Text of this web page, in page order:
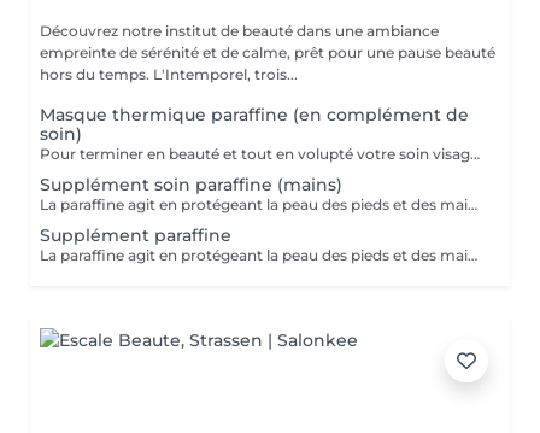
Découvrez notre institut de beauté dans une ambiance
empreinte de sérénité et de calme, prêt pour une pause beauté
hors du temps. L'Intemporel, trois...
Masque thermique paraffine (en complément de
soin)
Pour terminer en beauté et tout en volupté votre soin visage, nous vous proposons le 'double masque '. Cela consiste en une application d'un masque crème bourré d'actifs hydratants/régénérants/anti-âge ou anti-oxydants suivi d'un bain de paraffine tiède. Ceci permet la pénétration intégrale du masque crème grâce à la chaleur de la paraffine et un fin de soin en douceur grâce aux actifs de la paraffine adoucissants et calmants. Une véritable sensation de détente.
Supplément soin paraffine (mains)
La paraffine agit en protégeant la peau des pieds et des mains contre les agressions extérieures. Sa capacité de rétention d'eau favorise l'hydratation de la peau. Le traitement à la paraffine est idéal pour avoir des membres lisses. En effet, ce produit procure un effet rajeunissant à la peau, en plus de l'adoucir. Uniquement avec un service de manucurie effectué à l'institut le même jour
Supplément paraffine
La paraffine agit en protégeant la peau des pieds et des mains contre les agressions extérieures. Sa capacité de rétention d'eau favorise l'hydratation de la peau. Le traitement à la paraffine est idéal pour avoir des membres lisses. En effet, ce produit procure un effet rajeunissant à la peau, en plus de l'adoucir. Uniquement avec un service de beauté des pieds ou de pédicurie effectué à l'institut le même jour